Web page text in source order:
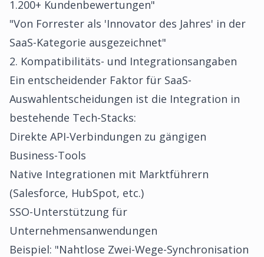
1.200+ Kundenbewertungen"
"Von Forrester als 'Innovator des Jahres' in der
SaaS-Kategorie ausgezeichnet"
2. Kompatibilitäts- und Integrationsangaben
Ein entscheidender Faktor für SaaS-
Auswahlentscheidungen ist die Integration in
bestehende Tech-Stacks:
Direkte API-Verbindungen zu gängigen
Business-Tools
Native Integrationen mit Marktführern
(Salesforce, HubSpot, etc.)
SSO-Unterstützung für
Unternehmensanwendungen
Beispiel: "Nahtlose Zwei-Wege-Synchronisation